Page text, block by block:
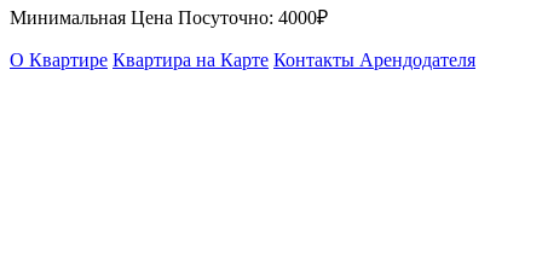
Минимальная Цена Посуточно: 4000₽
О Квартире Квартира на Карте Контакты Арендодателя